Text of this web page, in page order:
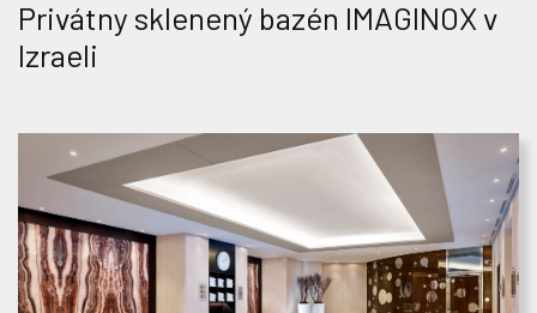
Privátny sklenený bazén IMAGINOX v
Izraeli